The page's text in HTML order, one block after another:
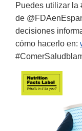
Puedes utilizar la
de
decisiones
cómo hacerlo en: